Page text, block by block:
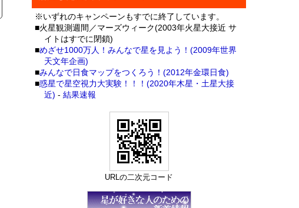
※いずれのキャンペーンもすでに終了しています。
■火星観測週間／マーズウィーク(2003年火星大接近 サ
イトはすでに閉鎖)
■めざせ1000万人！みんなで星を見よう！(2009年世界
天文年企画)
■みんなで日食マップをつくろう！(2012年金環日食)
■惑星で星空視力大実験！！！(2020年木星・土星大接
近) -結果速報
URLの二次元コード